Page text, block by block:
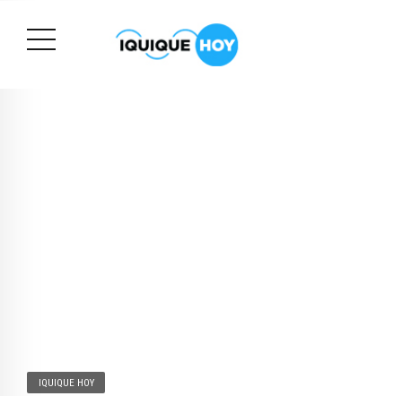
IQUIQUE HOY